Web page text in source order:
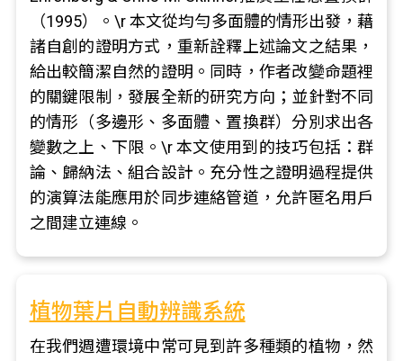
（1995）。\r 本文從均勻多面體的情形出發，藉
諸自創的證明方式，重新詮釋上述論文之結果，
給出較簡潔自然的證明。同時，作者改變命題裡
的關鍵限制，發展全新的研究方向；並針對不同
的情形（多邊形、多面體、置換群）分別求出各
變數之上、下限。\r 本文使用到的技巧包括：群
論、歸納法、組合設計。充分性之證明過程提供
的演算法能應用於同步連絡管道，允許匿名用戶
之間建立連線。
植物葉片自動辨識系統
在我們週遭環境中常可見到許多種類的植物，然